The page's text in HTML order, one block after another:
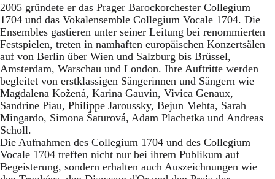
2005 gründete er das Prager Barockorchester Collegium
1704 und das Vokalensemble Collegium Vocale 1704. Die
Ensembles gastieren unter seiner Leitung bei renommierten
Festspielen, treten in namhaften europäischen Konzertsälen
auf von Berlin über Wien und Salzburg bis Brüssel,
Amsterdam, Warschau und London. Ihre Auftritte werden
begleitet von erstklassigen Sängerinnen und Sängern wie
Magdalena Kožená, Karina Gauvin, Vivica Genaux,
Sandrine Piau, Philippe Jaroussky, Bejun Mehta, Sarah
Mingardo, Simona Šaturová, Adam Plachetka und Andreas
Scholl.
Die Aufnahmen des Collegium 1704 und des Collegium
Vocale 1704 treffen nicht nur bei ihrem Publikum auf
Begeisterung, sondern erhalten auch Auszeichnungen wie